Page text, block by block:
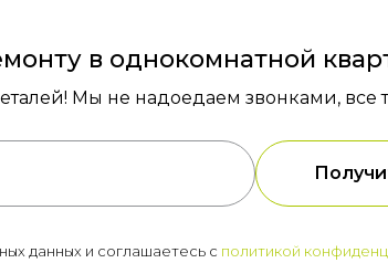
в однокомнатной
Мы не надоедаем звонками, все
данных и соглашаетесь c политикой